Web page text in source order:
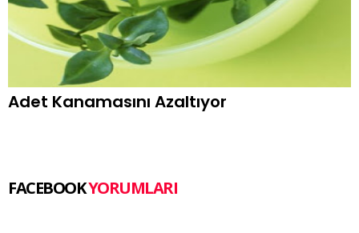
Adet Kanamasını Azaltıyor
FACEBOOKYORUMLARI